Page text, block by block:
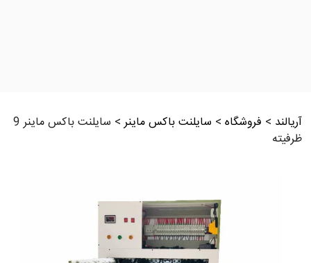
آریالند > فروشگاه > سایلنت باکس ماینر>
سایلنت باکس ماینر 9
ظرفیته